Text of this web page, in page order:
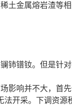
金属熔岩渣等
镨钕。但是针
响并不大，首
开采。下调资